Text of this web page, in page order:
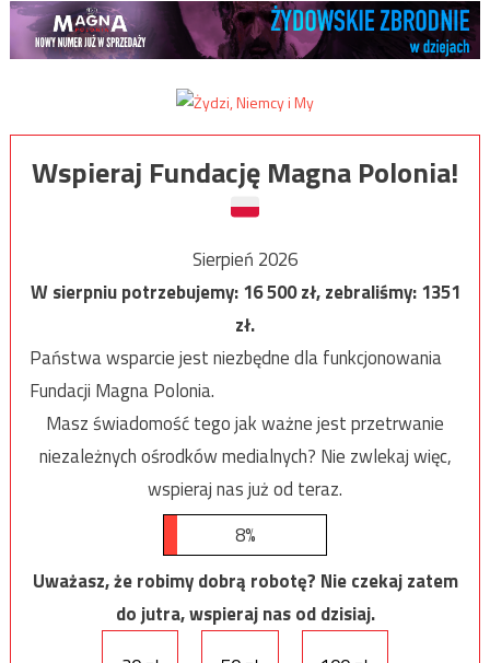
Wspieraj Fundację Magna Polonia!
Sierpień 2026
W sierpniu potrzebujemy:16 500zł, zebraliśmy:1351
zł.
Państwa wsparcie jest niezbędne dla funkcjonowania
Fundacji Magna Polonia.
Masz świadomość tego jak ważne jest przetrwanie
niezależnych ośrodków medialnych? Nie zwlekaj więc,
wspieraj nas już od teraz.
8%
Uważasz, że robimy dobrą robotę? Nie czekaj zatem
do jutra, wspieraj nas od dzisiaj.